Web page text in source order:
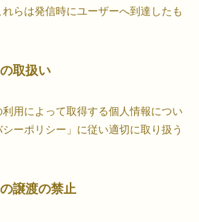
らは発信時にユーザーへ到達したも
取扱い
用によって取得する個人情報につい
ーポリシー」に従い適切に取り扱う
譲渡の禁止